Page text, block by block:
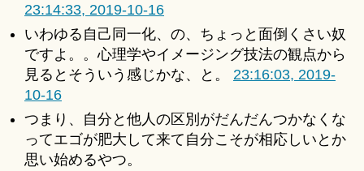
23:14:33, 2019-10-16
いわゆる自己同一化、の、ちょっと面倒くさい奴
ですよ。。心理学やイメージング技法の観点から
見るとそういう感じかな、と。 23:16:03, 2019-
10-16
つまり、自分と他人の区別がだんだんつかなくな
ってエゴが肥大して来て自分こそが相応しいとか
思い始めるやつ。